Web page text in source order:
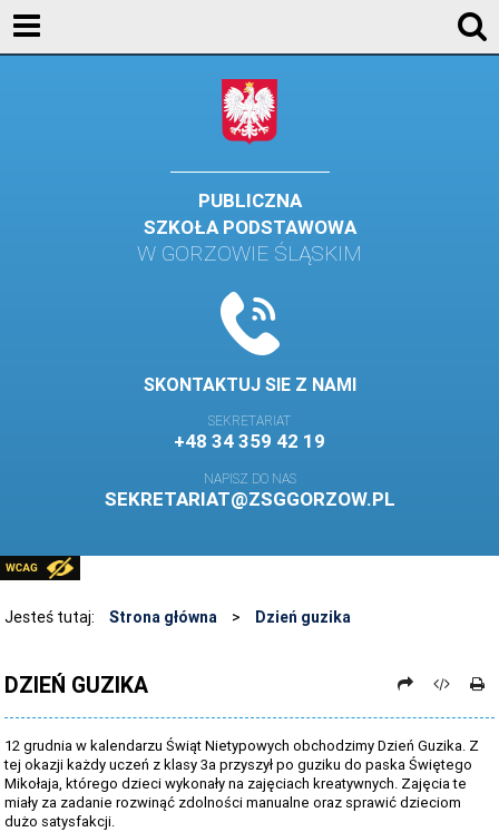
PUBLICZNA
SZKOŁA PODSTAWOWA
W GORZOWIE ŚLĄSKIM
SKONTAKTUJ SIE Z NAMI
SEKRETARIAT
+48 34 359 42 19
NAPISZ DO NAS
SEKRETARIAT@ZSGGORZOW.PL
PLIKI DO POBRANIA
LINKI
STOSOWANIE TECHNOLOGII TIK - TABLICA INTERAKTYWNA
Jesteś tutaj: Strona główna > Dzień guzika
DZIEŃ GUZIKA
12 grudnia w kalendarzu Świąt Nietypowych obchodzimy Dzień Guzika. Z
tej okazji każdy uczeń z klasy 3a przyszył po guziku do paska Świętego
Mikołaja, którego dzieci wykonały na zajęciach kreatywnych. Zajęcia te
miały za zadanie rozwinąć zdolności manualne oraz sprawić dzieciom
dużo satysfakcji.